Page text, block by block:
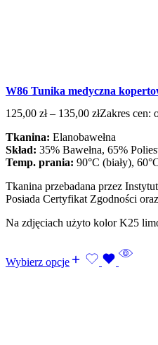
W86 Tunika medyczna
125,00 zł – 135,00 złZakres cen:
Tkanina: Elanobawełna
Skład: 35% Bawełna, 65%
Temp. prania: 90°C (biały),
Tkanina przebadana przez
Posiada Certyfikat Zgodności
Na zdjęciach użyto kolor K25
Wybierz opcje